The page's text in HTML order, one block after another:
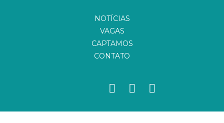
NOTÍCIAS
VAGAS
CAPTAMOS
CONTATO